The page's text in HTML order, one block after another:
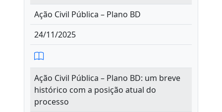
Ação Civil Pública – Plano BD
24/11/2025
Ação Civil Pública – Plano BD: um breve
histórico com a posição atual do
processo